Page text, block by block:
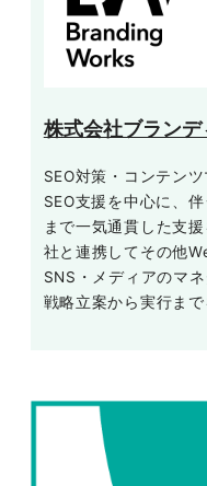
株式会社ブラン
SEO対策・コンテン
SEO支援を中心に、
まで一気通貫した支
社と連携してその他
SNS・メディアのマ
戦略立案から実行まで